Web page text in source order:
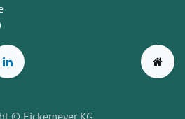
© Eickemeyer KG